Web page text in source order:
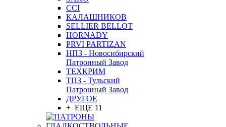
CCI
КАЛАШНИКОВ
SELLIER BELLOT
HORNADY
PRVI PARTIZAN
НПЗ - Новосибирский
Патронный Завод
ТЕХКРИМ
ТПЗ - Тульский
Патронный Завод
ДРУГОЕ
+ ЕЩЕ 11